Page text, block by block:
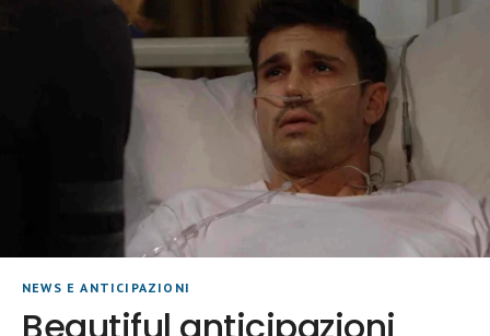
NEWS E ANTICIPAZIONI
Beautiful anticipazioni